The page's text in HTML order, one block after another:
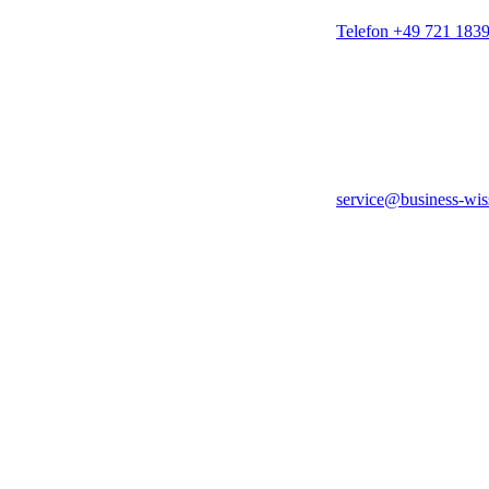
Telefon +49 721
service@business-